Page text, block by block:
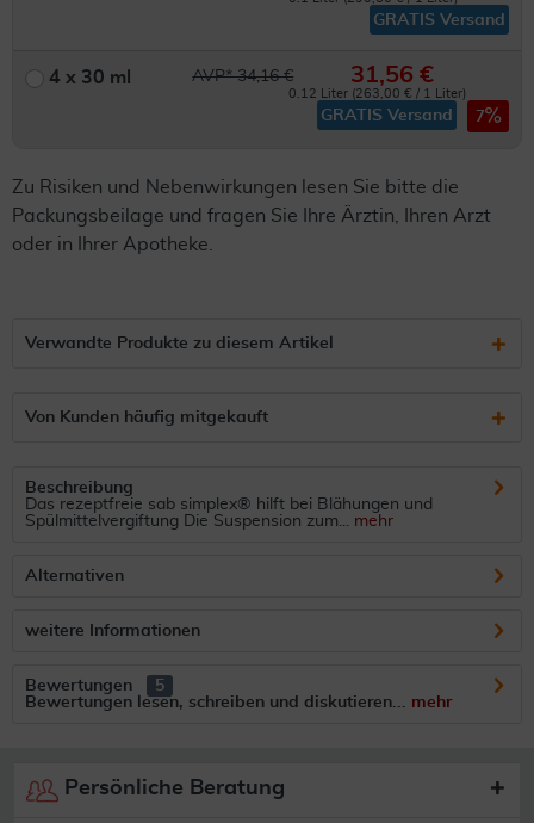
GRATIS Versand
4 x 30 ml AVP* 34,16 € 31,56 €
0.12 Liter (263,00 € / 1 Liter)
GRATIS Versand 7
Zu Risiken und Nebenwirkungen lesen Sie bitte die
Packungsbeilage und fragen Sie Ihre Ärztin, Ihren Arzt
oder in Ihrer Apotheke.
Verwandte Produkte zu diesem Artikel
Von Kunden häufig mitgekauft
Beschreibung
Das rezeptfreie sab simplex® hilft bei Blähungen und
Spülmittelvergiftung Die Suspension zum... mehr
Alternativen
weitere Informationen
Bewertungen
5
Bewertungen lesen, schreiben und diskutieren... mehr
Persönliche Beratung